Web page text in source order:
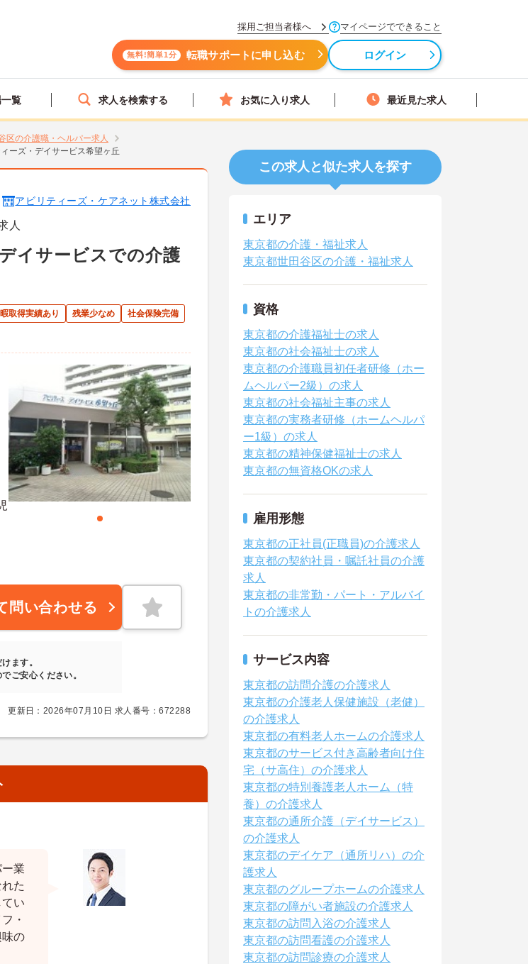
採用ご担当者様へ マイページでできること
無料!簡単1分 転職サポートに申し込む ログイン
覧 求人を検索する お気に入り求人 最近見た求人
区の介護職・ヘルパー求人
ーズ・デイサービス希望ヶ丘
アビリティーズ・ケアネット株式会社
人
イサービスでの介護
取得実績あり 残業少なめ
社会保険完備
問い合わせる
ます。
ご安心ください。
更新日：2026年07月10日 求人番号：672288
業
た
い
・
の
この求人と似た求人を探す
エリア
東京都の介護・福祉求人
東京都世田谷区の介護・福祉求人
資格
東京都の介護福祉士の求人
東京都の社会福祉士の求人
東京都の介護職員初任者研修（ホー
ムヘルパー2級）の求人
東京都の社会福祉主事の求人
東京都の実務者研修（ホームヘルパ
ー1級）の求人
東京都の精神保健福祉士の求人
東京都の無資格OKの求人
雇用形態
東京都の正社員(正職員)の介護求人
東京都の契約社員・嘱託社員の介護
求人
東京都の非常勤・パート・アルバイ
トの介護求人
サービス内容
東京都の訪問介護の介護求人
東京都の介護老人保健施設（老健）
の介護求人
東京都の有料老人ホームの介護求人
東京都のサービス付き高齢者向け住
宅（サ高住）の介護求人
東京都の特別養護老人ホーム（特
養）の介護求人
東京都の通所介護（デイサービス）
の介護求人
東京都のデイケア（通所リハ）の介
護求人
東京都のグループホームの介護求人
東京都の障がい者施設の介護求人
東京都の訪問入浴の介護求人
東京都の訪問看護の介護求人
東京都の訪問診療の介護求人